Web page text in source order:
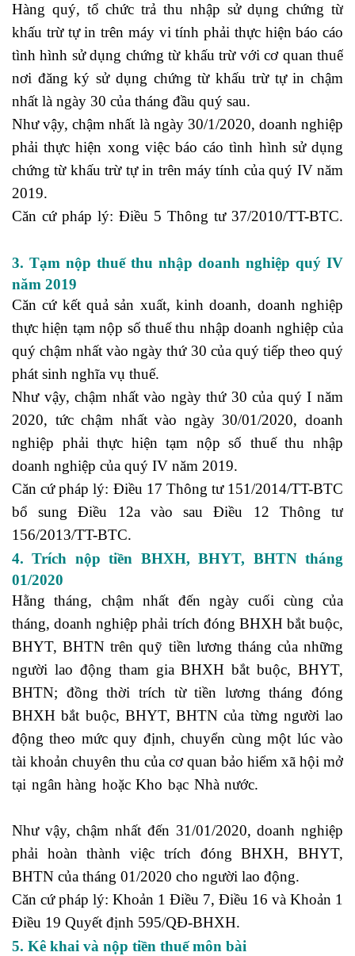
Hàng quý, tổ chức trả thu nhập sử dụng chứng từ
khấu trừ tự in trên máy vi tính phải thực hiện báo cáo
tình hình sử dụng chứng từ khấu trừ với cơ quan thuế
nơi đăng ký sử dụng chứng từ khấu trừ tự in chậm
nhất là ngày 30 của tháng đầu quý sau.
Như vậy, chậm nhất là ngày 30/1/2020, doanh nghiệp
phải thực hiện xong việc báo cáo tình hình sử dụng
chứng từ khấu trừ tự in trên máy tính của quý IV năm
2019.
Căn cứ pháp lý: Điều 5 Thông tư 37/2010/TT-BTC.
3. Tạm nộp thuế thu nhập doanh nghiệp quý IV
năm 2019
Căn cứ kết quả sản xuất, kinh doanh, doanh nghiệp
thực hiện tạm nộp số thuế thu nhập doanh nghiệp của
quý chậm nhất vào ngày thứ 30 của quý tiếp theo quý
phát sinh nghĩa vụ thuế.
Như vậy, chậm nhất vào ngày thứ 30 của quý I năm
2020, tức chậm nhất vào ngày 30/01/2020, doanh
nghiệp phải thực hiện tạm nộp số thuế thu nhập
doanh nghiệp của quý IV năm 2019.
Căn cứ pháp lý: Điều 17 Thông tư 151/2014/TT-BTC
bổ sung Điều 12a vào sau Điều 12 Thông tư
156/2013/TT-BTC.
4. Trích nộp tiền BHXH, BHYT, BHTN tháng
01/2020
Hằng tháng, chậm nhất đến ngày cuối cùng của
tháng, doanh nghiệp phải trích đóng BHXH bắt buộc,
BHYT, BHTN trên quỹ tiền lương tháng của những
người lao động tham gia BHXH bắt buộc, BHYT,
BHTN; đồng thời trích từ tiền lương tháng đóng
BHXH bắt buộc, BHYT, BHTN của từng người lao
động theo mức quy định, chuyển cùng một lúc vào
tài khoản chuyên thu của cơ quan bảo hiểm xã hội mở
tại ngân hàng hoặc Kho bạc Nhà nước.
Như vậy, chậm nhất đến 31/01/2020, doanh nghiệp
phải hoàn thành việc trích đóng BHXH, BHYT,
BHTN của tháng 01/2020 cho người lao động.
Căn cứ pháp lý: Khoản 1 Điều 7, Điều 16 và Khoản 1
Điều 19 Quyết định 595/QĐ-BHXH.
5. Kê khai và nộp tiền thuế môn bài